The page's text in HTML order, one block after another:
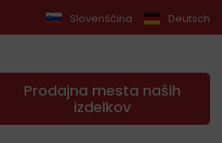
Slovenščina Deutsch
Prodajna mesta naših
izdelkov